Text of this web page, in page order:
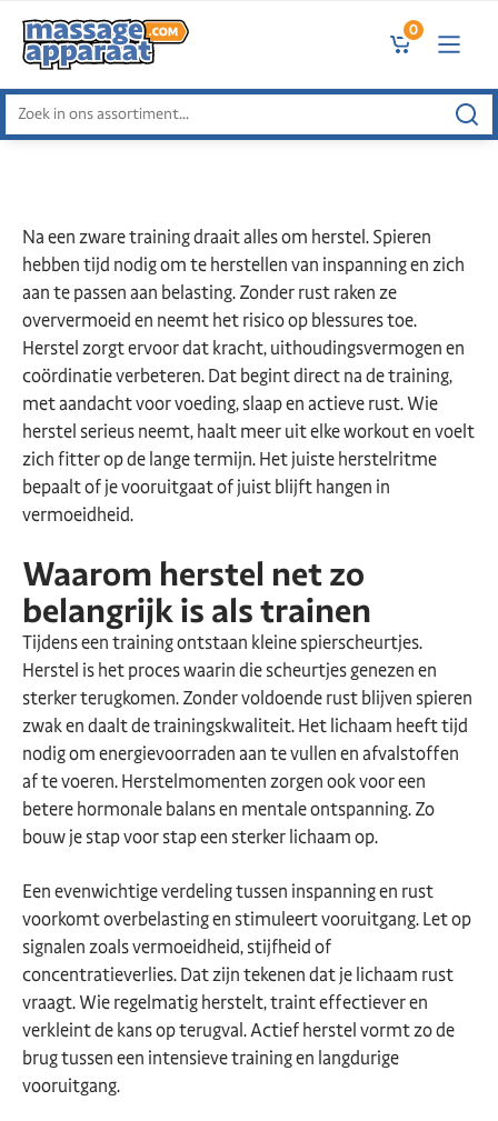
0
Zoeken
naar:
Na een zware training draait alles om herstel. Spieren
hebben tijd nodig om te herstellen van inspanning en zich
aan te passen aan belasting. Zonder rust raken ze
oververmoeid en neemt het risico op blessures toe.
Herstel zorgt ervoor dat kracht, uithoudingsvermogen en
coördinatie verbeteren. Dat begint direct na de training,
met aandacht voor voeding, slaap en actieve rust. Wie
herstel serieus neemt, haalt meer uit elke workout en voelt
zich fitter op de lange termijn. Het juiste herstelritme
bepaalt of je vooruitgaat of juist blijft hangen in
vermoeidheid.
Waarom herstel net zo
belangrijk is als trainen
Tijdens een training ontstaan kleine spierscheurtjes.
Herstel is het proces waarin die scheurtjes genezen en
sterker terugkomen. Zonder voldoende rust blijven spieren
zwak en daalt de trainingskwaliteit. Het lichaam heeft tijd
nodig om energievoorraden aan te vullen en afvalstoffen
af te voeren. Herstelmomenten zorgen ook voor een
betere hormonale balans en mentale ontspanning. Zo
bouw je stap voor stap een sterker lichaam op.
Een evenwichtige verdeling tussen inspanning en rust
voorkomt overbelasting en stimuleert vooruitgang. Let op
signalen zoals vermoeidheid, stijfheid of
concentratieverlies. Dat zijn tekenen dat je lichaam rust
vraagt. Wie regelmatig herstelt, traint effectiever en
verkleint de kans op terugval. Actief herstel vormt zo de
brug tussen een intensieve training en langdurige
vooruitgang.